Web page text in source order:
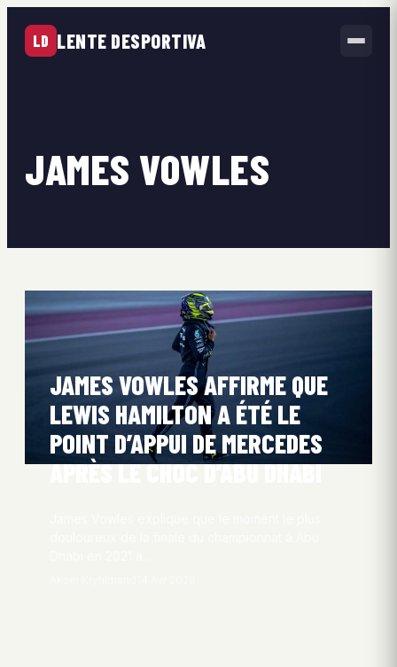
LD LENTE DESPORTIVA
JAMES VOWLES
JAMES VOWLES AFFIRME QUE
LEWIS HAMILTON A ÉTÉ LE
POINT D’APPUI DE MERCEDES
APRÈS LE CHOC D’ABU DHABI